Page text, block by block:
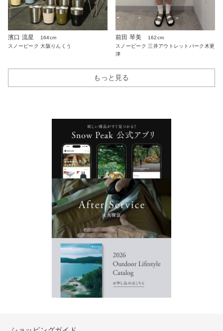
濱口 流星
164cm
スノーピーク 大阪りんくう
前田 琴美
162cm
スノーピーク 三井アウトレットパーク木更
津
もっと見る